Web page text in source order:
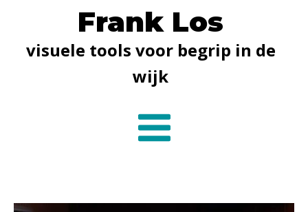
Frank Los
visuele tools voor begrip in de
wijk